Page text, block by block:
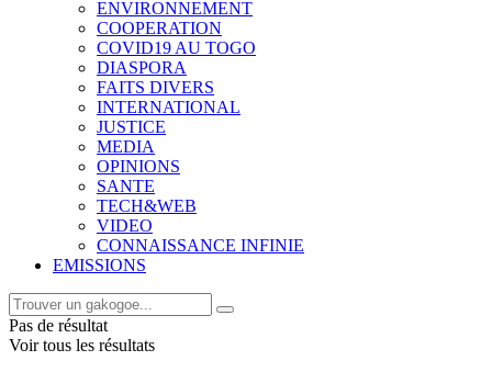
ENVIRONNEMENT
COOPERATION
COVID19 AU TOGO
DIASPORA
FAITS DIVERS
INTERNATIONAL
JUSTICE
MEDIA
OPINIONS
SANTE
TECH&WEB
VIDEO
CONNAISSANCE INFINIE
EMISSIONS
Pas de résultat
Voir tous les résultats